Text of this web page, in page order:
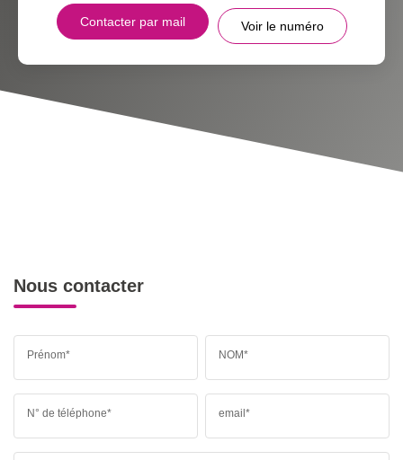
Contacter par mail Voir le numéro
Nous contacter
Prénom* NOM*
N° de téléphone* email*